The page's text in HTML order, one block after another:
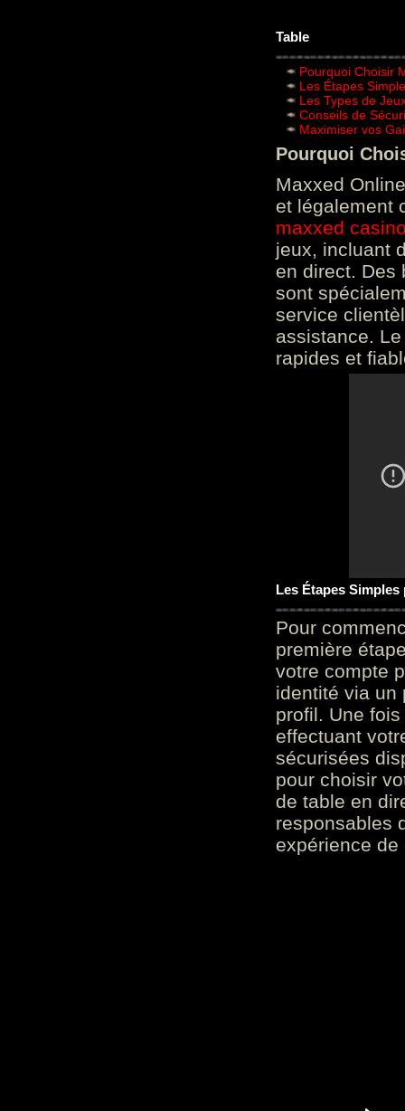
Table
Pourquoi Choisir
Les Étapes
Les Types de
Conseils de
Maximiser vos
Pourquoi
Maxxed
et légalement
maxxed
jeux, incluant
en direct. Des
sont
service
assistance.
rapides et
Les Étapes
Pour
première
votre compte
identité via un
profil. Une
effectuant
sécurisées
pour choisir
de table en
responsables
expérience